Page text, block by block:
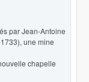
par Jean-Antoine
une mine
chapelle